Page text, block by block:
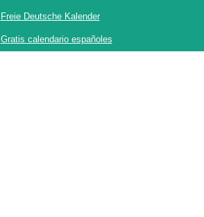
Freie Deutsche Kalender
Gratis calendario españoles